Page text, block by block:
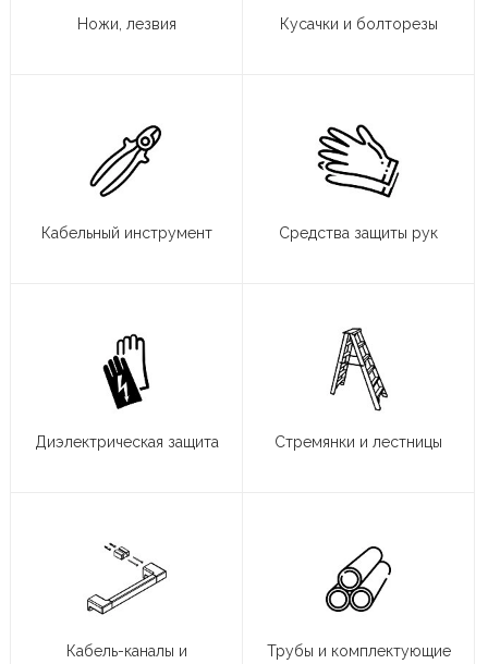
Ножи, лезвия Кусачки и болторезы
Кабельный инструмент Средства защиты рук
Диэлектрическая защита Стремянки и лестницы
Кабель-каналы и
Трубы и комплектующие